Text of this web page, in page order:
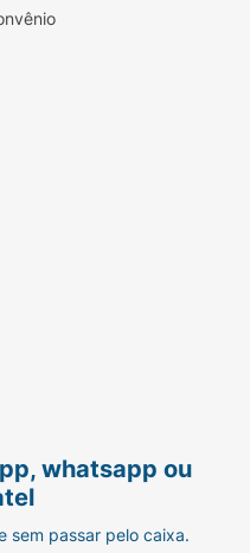
whatsapp ou
sem passar pelo caixa.